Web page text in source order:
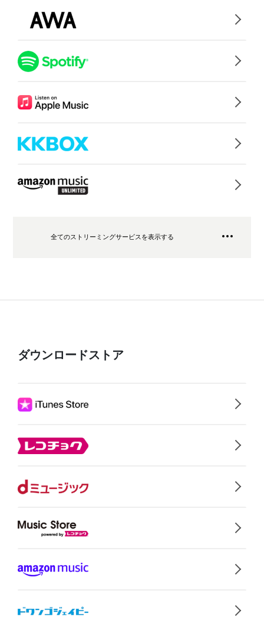
全てのストリーミングサービスを表示する
ダウンロードストア